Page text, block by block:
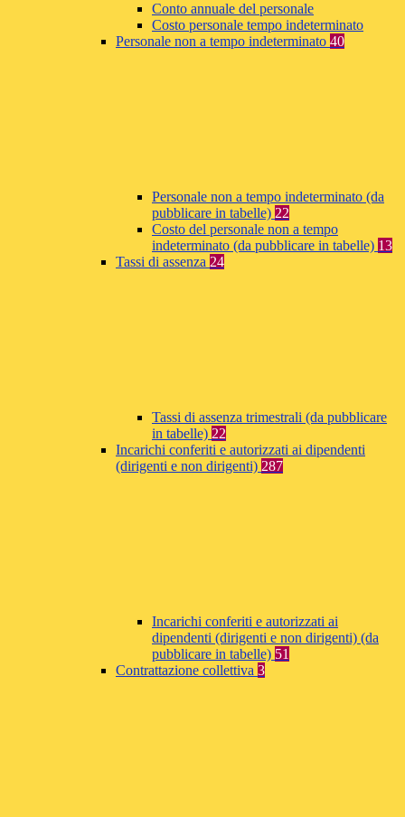
Conto annuale del personale
Costo personale tempo indeterminato
Personale non a tempo indeterminato 40
Personale non a tempo indeterminato (da
pubblicare in tabelle) 22
Costo del personale non a tempo
indeterminato (da pubblicare in tabelle) 13
Tassi di assenza 24
Tassi di assenza trimestrali (da pubblicare
in tabelle) 22
Incarichi conferiti e autorizzati ai dipendenti
(dirigenti e non dirigenti) 287
Incarichi conferiti e autorizzati ai
dipendenti (dirigenti e non dirigenti) (da
pubblicare in tabelle) 51
Contrattazione collettiva 3